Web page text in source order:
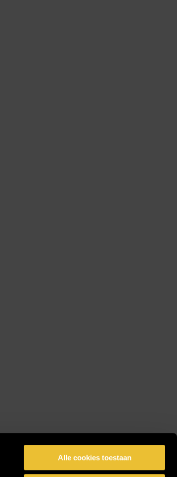
Alle cookies toestaan